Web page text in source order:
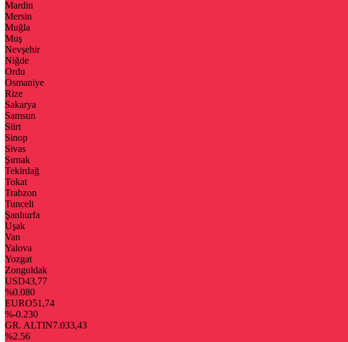
Mardin
Mersin
Muğla
Muş
Nevşehir
Niğde
Ordu
Osmaniye
Rize
Sakarya
Samsun
Siirt
Sinop
Sivas
Şırnak
Tekirdağ
Tokat
Trabzon
Tunceli
Şanlıurfa
Uşak
Van
Yalova
Yozgat
Zonguldak
USD43,77
%0.080
EURO51,74
%-0.230
GR. ALTIN7.033,43
%2.56